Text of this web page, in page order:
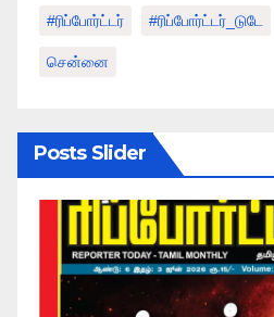
#ரிப்போர்ட்டர் #ரிப்போர்ட்டர்_டுடே
சென்னை
Posts Slider